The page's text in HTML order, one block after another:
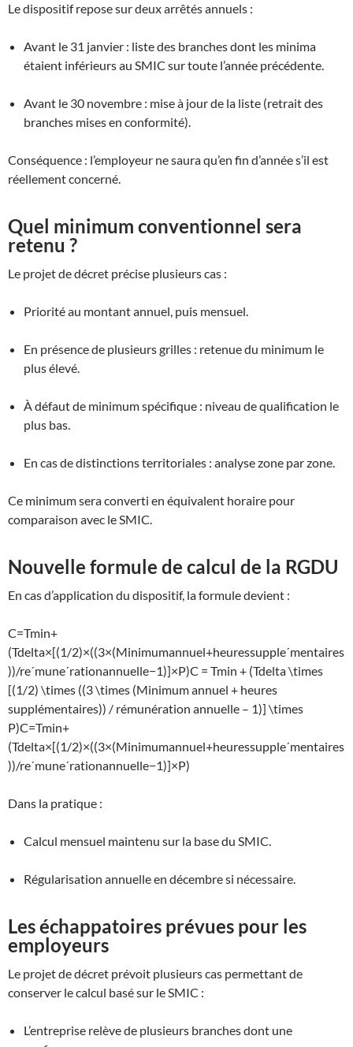
Le dispositif repose sur deux arrêtés annuels :
Avant le 31 janvier : liste des branches dont les minima
étaient inférieurs au SMIC sur toute l’année précédente.
Avant le 30 novembre : mise à jour de la liste (retrait des
branches mises en conformité).
Conséquence : l’employeur ne saura qu’en fin d’année s’il est
réellement concerné.
Quel minimum conventionnel sera
retenu ?
Le projet de décret précise plusieurs cas :
Priorité au montant annuel, puis mensuel.
En présence de plusieurs grilles : retenue du minimum le
plus élevé.
À défaut de minimum spécifique : niveau de qualification le
plus bas.
En cas de distinctions territoriales : analyse zone par zone.
Ce minimum sera converti en équivalent horaire pour
comparaison avec le SMIC.
Nouvelle formule de calcul de la RGDU
En cas d’application du dispositif, la formule devient :
C=Tmin+
(Tdelta×[(1/2)×((3×(Minimumannuel+heuressuppleˊmentaires
))/reˊmuneˊrationannuelle−1)]×P)C = Tmin + (Tdelta \times
[(1/2) \times ((3 \times (Minimum annuel + heures
supplémentaires)) / rémunération annuelle – 1)] \times
P)C=Tmin+
(Tdelta×[(1/2)×((3×(Minimumannuel+heuressuppleˊmentaires
))/reˊmuneˊrationannuelle−1)]×P)
Dans la pratique :
Calcul mensuel maintenu sur la base du SMIC.
Régularisation annuelle en décembre si nécessaire.
Les échappatoires prévues pour les
employeurs
Le projet de décret prévoit plusieurs cas permettant de
conserver le calcul basé sur le SMIC :
L’entreprise relève de plusieurs branches dont une